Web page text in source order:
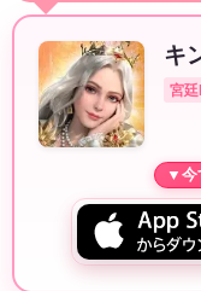
キ
宮